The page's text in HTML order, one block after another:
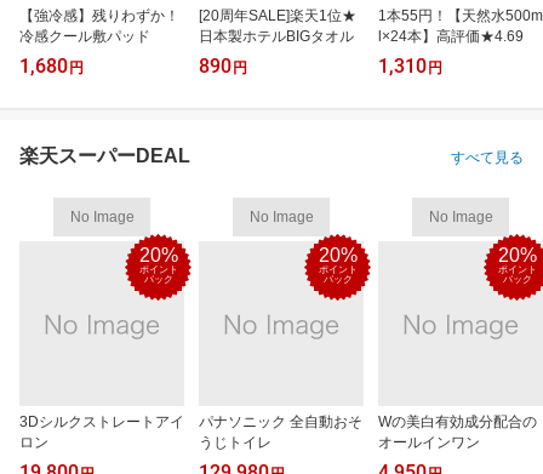
【強冷感】残りわずか！
冷感クール敷パッド
1,680 円
[20周年SALE]楽天1位★
日本製ホテルBIGタオル
890 円
1本55円！【天然水500m
l×24本】高評価★4.69
1,310 円
楽天スーパーDEAL すべて見る
No Image
20%
ポイント
バック
3Dシルクストレートアイ
ロン
No Image
20%
ポイント
バック
パナソニック 全自動おそ
うじトイレ
No Image
20%
ポイント
バック
Wの美白有効成分配合の
オールインワン